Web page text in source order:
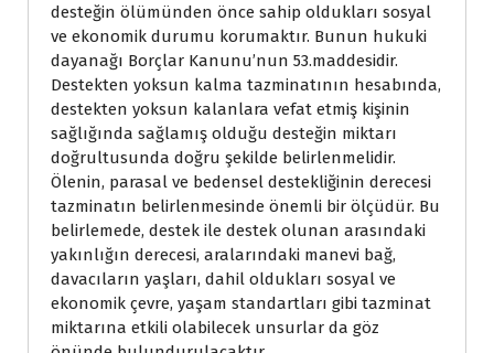
desteğin ölümünden önce sahip oldukları sosyal
ve ekonomik durumu korumaktır. Bunun hukuki
dayanağı Borçlar Kanunu’nun 53.maddesidir.
Destekten yoksun kalma tazminatının hesabında,
destekten yoksun kalanlara vefat etmiş kişinin
sağlığında sağlamış olduğu desteğin miktarı
doğrultusunda doğru şekilde belirlenmelidir.
Ölenin, parasal ve bedensel destekliğinin derecesi
tazminatın belirlenmesinde önemli bir ölçüdür. Bu
belirlemede, destek ile destek olunan arasındaki
yakınlığın derecesi, aralarındaki manevi bağ,
davacıların yaşları, dahil oldukları sosyal ve
ekonomik çevre, yaşam standartları gibi tazminat
miktarına etkili olabilecek unsurlar da göz